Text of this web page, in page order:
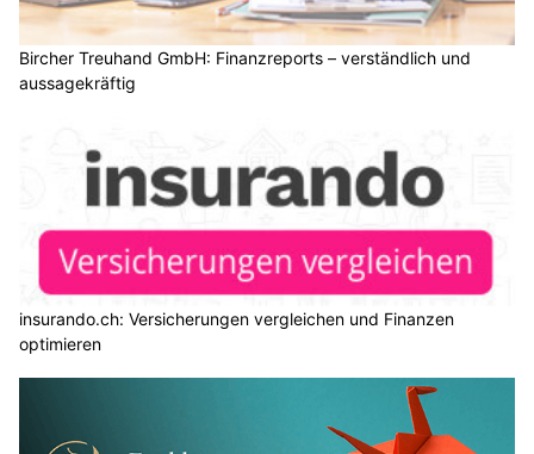
Bircher Treuhand GmbH: Finanzreports – verständlich und
aussagekräftig
insurando.ch: Versicherungen vergleichen und Finanzen
optimieren